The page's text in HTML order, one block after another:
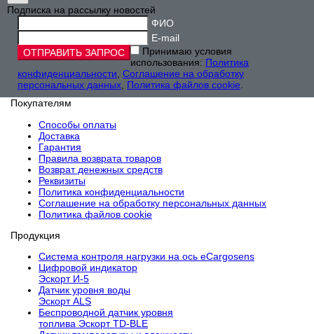
Подписка на рассылку новостей
ФИО
E-mail
Принимаю условия
использования: Политика
конфиденциальности Соглашение на обработку
персональных данных Политика файлов cookie
Покупателям
Способы оплаты
Доставка
Гарантия
Правила возврата товаров
Возврат денежных средств
Реквизиты
Политика конфиденциальности
Соглашение на обработку персональных данных
Политика файлов cookie
Продукция
Cистема контроля нагрузки на ось eCargosens
Цифровой индикатор
Эскорт И-5
Датчик уровня воды
Эскорт ALS
Беспроводной датчик уровня
топлива Эскорт TD-BLE